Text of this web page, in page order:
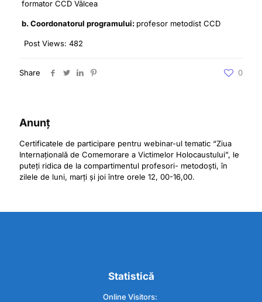
formator CCD Vâlcea
b. Coordonatorul programului: profesor metodist CCD
Post Views: 482
Share 0
Anunț
Certificatele de participare pentru webinar-ul tematic “Ziua
Internațională de Comemorare a Victimelor Holocaustului”, le
puteți ridica de la compartimentul profesori- metodoști, în
zilele de luni, marți și joi între orele 12, 00-16,00.
Statistică
Online Visitors: